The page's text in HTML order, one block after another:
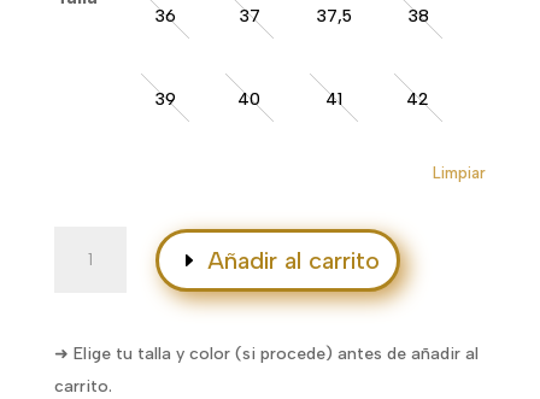
36 37 37,5 38
39 40 41 42
Limpiar
Añadir al carrito
➜ Elige tu talla y color (si procede) antes de añadir al
carrito.